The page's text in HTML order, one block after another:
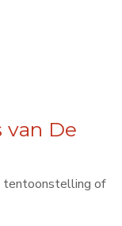
van De
tentoonstelling of